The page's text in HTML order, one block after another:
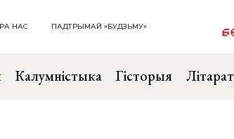
НАС ПАДТРЫМАЙ «БУДЗЬМУ»
Калумністыка Гісторыя